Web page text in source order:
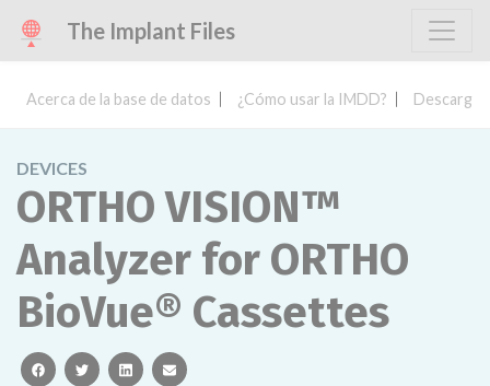
The Implant Files
Acerca de la base de datos ¿Cómo usar la IMDD? Descargar
DEVICES
ORTHO VISION™
Analyzer for ORTHO
BioVue® Cassettes
facebooktwitterlinkedinemail